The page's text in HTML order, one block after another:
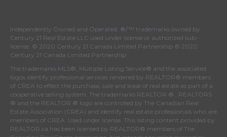
Independently Owned and Operated. ®/™ trademarks owned by
Century 21 Real Estate LLC used under license or authorized sub-
license. © 2020 Century 21 Canada Limited Partnership © 2020
Century 21 Canada Limited Partnership
The trademarks MLS®, Multiple Listing Service® and the associated
logos identify professional services rendered by REALTOR® members
of CREA to effect the purchase, sale and lease of real estate as part of a
cooperative selling system. The trademarks REALTOR ® , REALTORS
® and the REALTOR ® logo are controlled by The Canadian Real
Estate Association (CREA) and identify real estate professionals who are
members of CREA . Used under license. This listing content provided by
REALTOR.ca has been licensed by REALTOR® members of The